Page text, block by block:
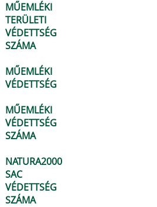
MŰEMLÉKI
TERÜLETI
VÉDETTSÉG
SZÁMA
MŰEMLÉKI
VÉDETTSÉG
MŰEMLÉKI
VÉDETTSÉG
SZÁMA
NATURA2000
SAC
VÉDETTSÉG
SZÁMA